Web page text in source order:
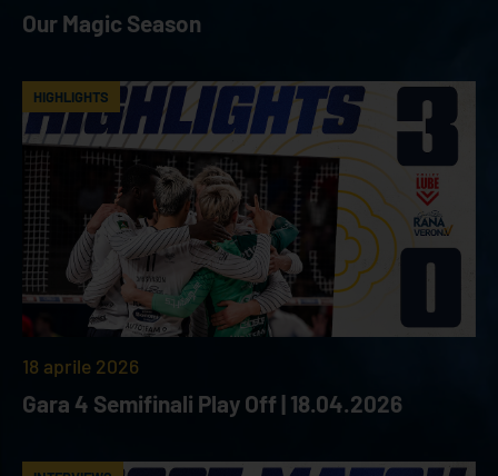
Our Magic Season
HIGHLIGHTS
18 aprile 2026
Gara 4 Semifinali Play Off | 18.04.2026